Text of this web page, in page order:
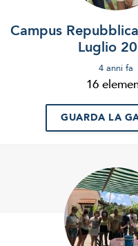
Campus
Luglio
4 anni fa
16
GUARDA LA